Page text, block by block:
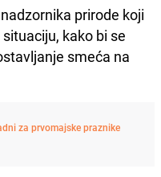
prirode koji
kako bi se
smeća na
za prvomajske praznike